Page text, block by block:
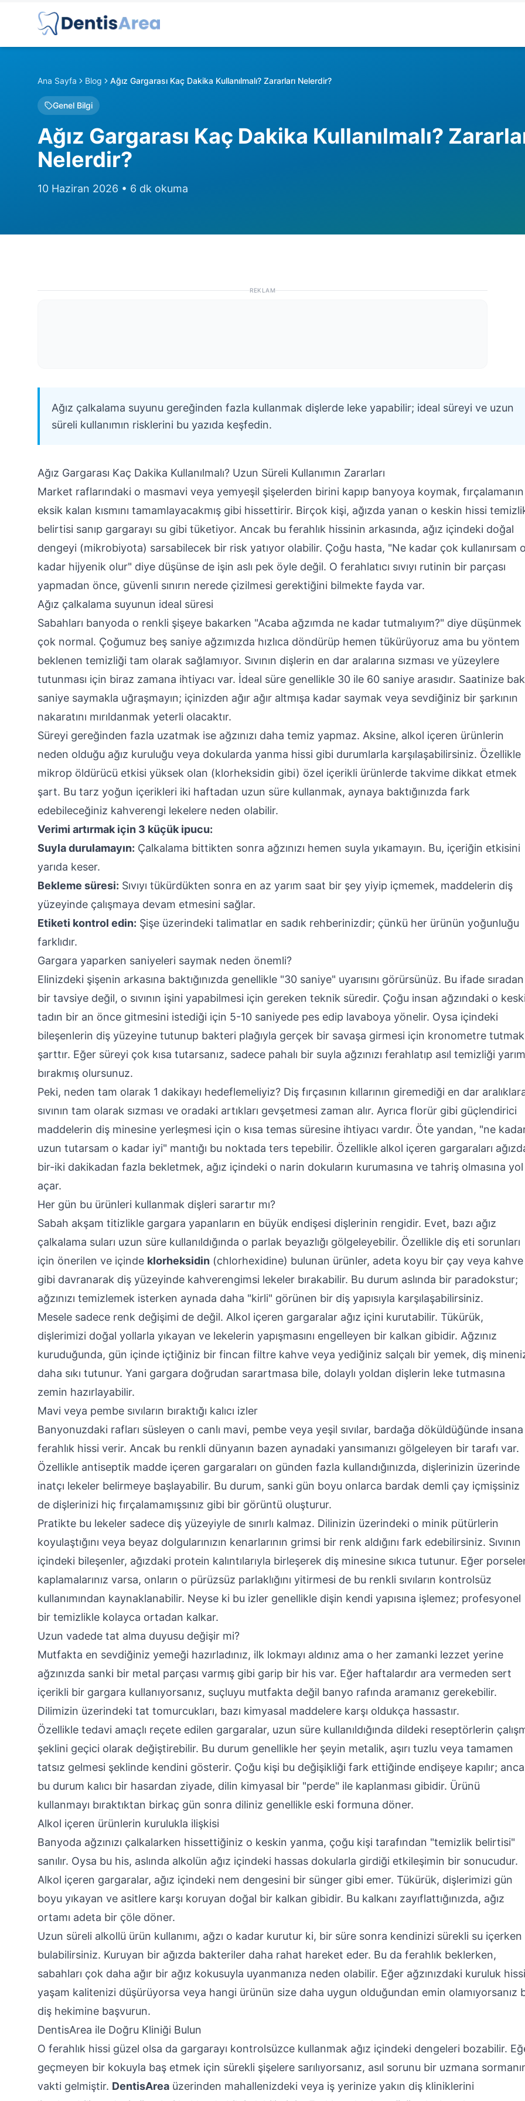
Ana Sayfa Blog Ağız Gargarası Kaç Dakika Kullanılmalı? Zararları Nelerdir?
Genel Bilgi
Ağız Gargarası Kaç Dakika Kullanılmalı?
Nelerdir?
10 Haziran 2026 • 6 dk okuma
REKLAM
Ağız çalkalama suyunu gereğinden fazla kullanmak dişlerde leke yapabilir; ideal süreyi ve uzun
süreli kullanımın risklerini bu yazıda keşfedin.
Ağız Gargarası Kaç Dakika Kullanılmalı? Uzun Süreli Kullanımın Zararları
Market raflarındaki o masmavi veya yemyeşil şişelerden birini kapıp banyoya koymak, fırçalamanın
eksik kalan kısmını tamamlayacakmış gibi hissettirir. Birçok kişi, ağızda yanan o keskin hissi
belirtisi sanıp gargarayı su gibi tüketiyor. Ancak bu ferahlık hissinin arkasında, ağız içindeki doğal
dengeyi (mikrobiyota) sarsabilecek bir risk yatıyor olabilir. Çoğu hasta, "Ne kadar çok kullanırsam
kadar hijyenik olur" diye düşünse de işin aslı pek öyle değil. O ferahlatıcı sıvıyı rutinin bir parçası
yapmadan önce, güvenli sınırın nerede çizilmesi gerektiğini bilmekte fayda var.
Ağız çalkalama suyunun ideal süresi
Sabahları banyoda o renkli şişeye bakarken "Acaba ağzımda ne kadar tutmalıyım?" diye düşünmek
çok normal. Çoğumuz beş saniye ağzımızda hızlıca döndürüp hemen tükürüyoruz ama bu yöntem
beklenen temizliği tam olarak sağlamıyor. Sıvının dişlerin en dar aralarına sızması ve yüzeylere
tutunması için biraz zamana ihtiyacı var. İdeal süre genellikle 30 ile 60 saniye arasıdır. Saatinize
saniye saymakla uğraşmayın; içinizden ağır ağır altmışa kadar saymak veya sevdiğiniz bir şarkının
nakaratını mırıldanmak yeterli olacaktır.
Süreyi gereğinden fazla uzatmak ise ağzınızı daha temiz yapmaz. Aksine, alkol içeren ürünlerin
neden olduğu ağız kuruluğu veya dokularda yanma hissi gibi durumlarla karşılaşabilirsiniz. Özellikle
mikrop öldürücü etkisi yüksek olan (klorheksidin gibi) özel içerikli ürünlerde takvime dikkat etmek
şart. Bu tarz yoğun içerikleri iki haftadan uzun süre kullanmak, aynaya baktığınızda fark
edebileceğiniz kahverengi lekelere neden olabilir.
Verimi artırmak için 3 küçük ipucu:
Suyla durulamayın: Çalkalama bittikten sonra ağzınızı hemen suyla yıkamayın. Bu, içeriğin etkisini
yarıda keser.
Bekleme süresi: Sıvıyı tükürdükten sonra en az yarım saat bir şey yiyip içmemek, maddelerin diş
yüzeyinde çalışmaya devam etmesini sağlar.
Etiketi kontrol edin: Şişe üzerindeki talimatlar en sadık rehberinizdir; çünkü her ürünün yoğunluğu
farklıdır.
Gargara yaparken saniyeleri saymak neden önemli?
Elinizdeki şişenin arkasına baktığınızda genellikle "30 saniye" uyarısını görürsünüz. Bu ifade sıradan
bir tavsiye değil, o sıvının işini yapabilmesi için gereken teknik süredir. Çoğu insan ağzındaki o
tadın bir an önce gitmesini istediği için 5-10 saniyede pes edip lavaboya yönelir. Oysa içindeki
bileşenlerin diş yüzeyine tutunup bakteri plağıyla gerçek bir savaşa girmesi için kronometre tutmak
şarttır. Eğer süreyi çok kısa tutarsanız, sadece pahalı bir suyla ağzınızı ferahlatıp asıl temizliği yarım
bırakmış olursunuz.
Peki, neden tam olarak 1 dakikayı hedeflemeliyiz? Diş fırçasının kıllarının giremediği en dar
sıvının tam olarak sızması ve oradaki artıkları gevşetmesi zaman alır. Ayrıca florür gibi güçlendirici
maddelerin diş minesine yerleşmesi için o kısa temas süresine ihtiyacı vardır. Öte yandan, "ne
uzun tutarsam o kadar iyi" mantığı bu noktada ters tepebilir. Özellikle alkol içeren gargaraları
bir-iki dakikadan fazla bekletmek, ağız içindeki o narin dokuların kurumasına ve tahriş olmasına yol
açar.
Her gün bu ürünleri kullanmak dişleri sarartır mı?
Sabah akşam titizlikle gargara yapanların en büyük endişesi dişlerinin rengidir. Evet, bazı ağız
çalkalama suları uzun süre kullanıldığında o parlak beyazlığı gölgeleyebilir. Özellikle diş eti sorunları
için önerilen ve içinde klorheksidin (chlorhexidine) bulunan ürünler, adeta koyu bir çay veya kahve
gibi davranarak diş yüzeyinde kahverengimsi lekeler bırakabilir. Bu durum aslında bir paradokstur;
ağzınızı temizlemek isterken aynada daha "kirli" görünen bir diş yapısıyla karşılaşabilirsiniz.
Mesele sadece renk değişimi de değil. Alkol içeren gargaralar ağız içini kurutabilir. Tükürük,
dişlerimizi doğal yollarla yıkayan ve lekelerin yapışmasını engelleyen bir kalkan gibidir. Ağzınız
kuruduğunda, gün içinde içtiğiniz bir fincan filtre kahve veya yediğiniz salçalı bir yemek, diş
daha sıkı tutunur. Yani gargara doğrudan sarartmasa bile, dolaylı yoldan dişlerin leke tutmasına
zemin hazırlayabilir.
Mavi veya pembe sıvıların bıraktığı kalıcı izler
Banyonuzdaki rafları süsleyen o canlı mavi, pembe veya yeşil sıvılar, bardağa döküldüğünde insana
ferahlık hissi verir. Ancak bu renkli dünyanın bazen aynadaki yansımanızı gölgeleyen bir tarafı var.
Özellikle antiseptik madde içeren gargaraları on günden fazla kullandığınızda, dişlerinizin üzerinde
inatçı lekeler belirmeye başlayabilir. Bu durum, sanki gün boyu onlarca bardak demli çay içmişsiniz
de dişlerinizi hiç fırçalamamışsınız gibi bir görüntü oluşturur.
Pratikte bu lekeler sadece diş yüzeyiyle de sınırlı kalmaz. Dilinizin üzerindeki o minik pütürlerin
koyulaştığını veya beyaz dolgularınızın kenarlarının grimsi bir renk aldığını fark edebilirsiniz. Sıvının
içindeki bileşenler, ağızdaki protein kalıntılarıyla birleşerek diş minesine sıkıca tutunur. Eğer
kaplamalarınız varsa, onların o pürüzsüz parlaklığını yitirmesi de bu renkli sıvıların kontrolsüz
kullanımından kaynaklanabilir. Neyse ki bu izler genellikle dişin kendi yapısına işlemez; profesyonel
bir temizlikle kolayca ortadan kalkar.
Uzun vadede tat alma duyusu değişir mi?
Mutfakta en sevdiğiniz yemeği hazırladınız, ilk lokmayı aldınız ama o her zamanki lezzet yerine
ağzınızda sanki bir metal parçası varmış gibi garip bir his var. Eğer haftalardır ara vermeden sert
içerikli bir gargara kullanıyorsanız, suçluyu mutfakta değil banyo rafında aramanız gerekebilir.
Dilimizin üzerindeki tat tomurcukları, bazı kimyasal maddelere karşı oldukça hassastır.
Özellikle tedavi amaçlı reçete edilen gargaralar, uzun süre kullanıldığında dildeki reseptörlerin
şeklini geçici olarak değiştirebilir. Bu durum genellikle her şeyin metalik, aşırı tuzlu veya tamamen
tatsız gelmesi şeklinde kendini gösterir. Çoğu kişi bu değişikliği fark ettiğinde endişeye kapılır;
bu durum kalıcı bir hasardan ziyade, dilin kimyasal bir "perde" ile kaplanması gibidir. Ürünü
kullanmayı bıraktıktan birkaç gün sonra diliniz genellikle eski formuna döner.
Alkol içeren ürünlerin kurulukla ilişkisi
Banyoda ağzınızı çalkalarken hissettiğiniz o keskin yanma, çoğu kişi tarafından "temizlik belirtisi"
sanılır. Oysa bu his, aslında alkolün ağız içindeki hassas dokularla girdiği etkileşimin bir sonucudur.
Alkol içeren gargaralar, ağız içindeki nem dengesini bir sünger gibi emer. Tükürük, dişlerimizi gün
boyu yıkayan ve asitlere karşı koruyan doğal bir kalkan gibidir. Bu kalkanı zayıflattığınızda, ağız
ortamı adeta bir çöle döner.
Uzun süreli alkollü ürün kullanımı, ağzı o kadar kurutur ki, bir süre sonra kendinizi sürekli su içerken
bulabilirsiniz. Kuruyan bir ağızda bakteriler daha rahat hareket eder. Bu da ferahlık beklerken,
sabahları çok daha ağır bir ağız kokusuyla uyanmanıza neden olabilir. Eğer ağzınızdaki kuruluk hissi
yaşam kalitenizi düşürüyorsa veya hangi ürünün size daha uygun olduğundan emin olamıyorsanız
diş hekimine başvurun.
DentisArea ile Doğru Kliniği Bulun
O ferahlık hissi güzel olsa da gargarayı kontrolsüzce kullanmak ağız içindeki dengeleri bozabilir.
geçmeyen bir kokuyla baş etmek için sürekli şişelere sarılıyorsanız, asıl sorunu bir uzmana
vakti gelmiştir. DentisArea üzerinden mahallenizdeki veya iş yerinize yakın diş kliniklerini